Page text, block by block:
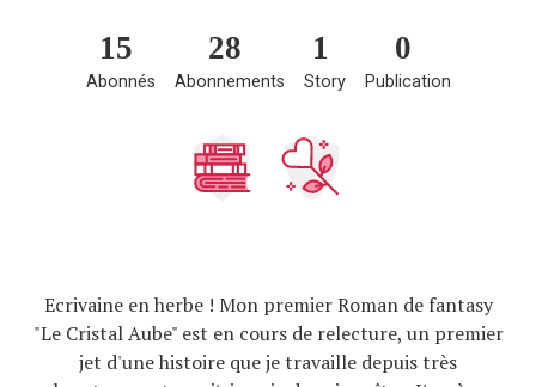
15
Abonnés
28
Abonnements
1
Story
0
Publication
Ecrivaine en herbe ! Mon premier Roman de fantasy
"Le Cristal Aube" est en cours de relecture, un premier
jet d'une histoire que je travaille depuis très